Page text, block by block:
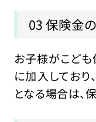
03 保険金
お子様がこど
に加入してお
となる場合は、